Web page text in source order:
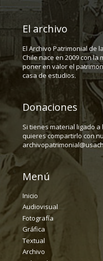
El archivo
El Archivo Patrimonial de
Chile nace en 2009 con
poner en valor el
casa de estudios.
Donaciones
Si tienes material ligado
quieres compartirlo con
Menú
Inicio
Audiovisual
Fotografía
Gráfica
Textual
Archivo